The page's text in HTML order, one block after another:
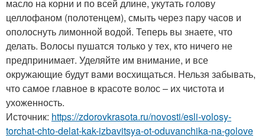
масло на корни и по всей длине, укутать голову
целлофаном (полотенцем), смыть через пару часов и
ополоснуть лимонной водой. Теперь вы знаете, что
делать. Волосы пушатся только у тех, кто ничего не
предпринимает. Уделяйте им внимание, и все
окружающие будут вами восхищаться. Нельзя забывать,
что самое главное в красоте волос – их чистота и
ухоженность.
Источник: https://zdorovkrasota.ru/novosti/esli-volosy-
torchat-chto-delat-kak-izbavitsya-ot-oduvanchika-na-golove